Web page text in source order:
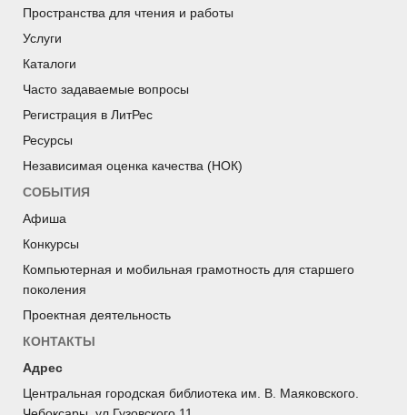
Пространства для чтения и работы
Услуги
Каталоги
Часто задаваемые вопросы
Регистрация в ЛитРес
Ресурсы
Независимая оценка качества (НОК)
СОБЫТИЯ
Афиша
Конкурсы
Компьютерная и мобильная грамотность для старшего
поколения
Проектная деятельность
КОНТАКТЫ
Адрес
Центральная городская библиотека им. В. Маяковского.